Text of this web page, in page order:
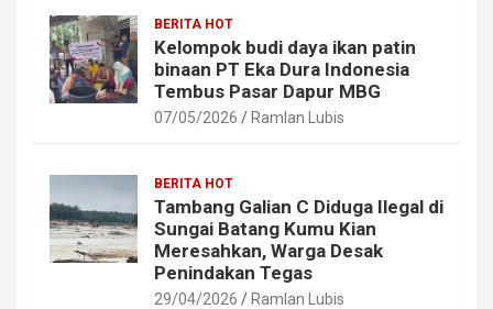
BERITA HOT
Kelompok budi daya ikan patin
binaan PT Eka Dura Indonesia
Tembus Pasar Dapur MBG
07/05/2026 Ramlan Lubis
BERITA HOT
Tambang Galian C Diduga Ilegal di
Sungai Batang Kumu Kian
Meresahkan, Warga Desak
Penindakan Tegas
29/04/2026 Ramlan Lubis